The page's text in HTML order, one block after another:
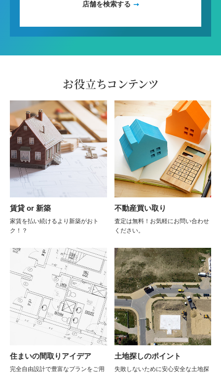
店舗を検索する
お役立ちコンテンツ
賃貸 or 新築
家賃を払い続けるより新築がおト
ク！？
不動産買い取り
査定は無料！お気軽にお問い合わせ
ください。
住まいの間取りアイデア
完全自由設計で豊富なプランをご用
土地探しのポイント
失敗しないために安心安全な土地探